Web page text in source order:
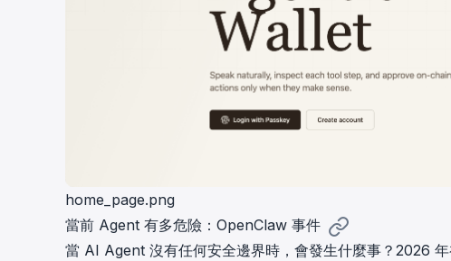
home_page.png
當前 Agent 有多危險：OpenClaw 事件
當 AI Agent 沒有任何安全邊界時，會發生什麼事？2026